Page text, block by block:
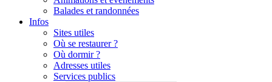
Balades et randonnées
Infos
Sites utiles
Où se restaurer ?
Où dormir ?
Adresses utiles
Services publics